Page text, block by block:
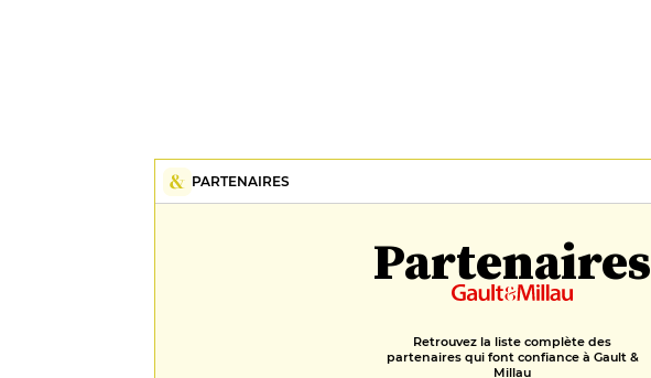
PARTENAIRES
Partenaires
Retrouvez la liste complète des
partenaires qui font confiance à Gault &
Millau